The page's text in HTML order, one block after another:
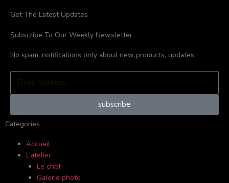
-
f
m
Get The Latest Updates
Subscribe To Our Weekly Newsletter
No spam, notifications only about new products, updates.
subscribe
Categories
Accueil
L’atelier
Le chef
Galerie photo